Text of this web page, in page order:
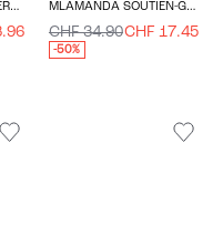
MLEVA ROBE DE MATERNITÉ MLAMANDA SOUTIEN-GORGE D'ALLAITEMENT
CHF 34.90CHF 17.45
-50%